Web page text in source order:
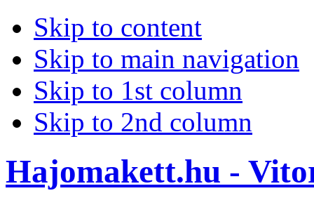
Skip to content
Skip to main navigation
Skip to 1st column
Skip to 2nd column
Hajomakett.hu -